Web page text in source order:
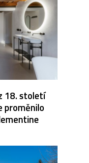
18. století
proměnilo